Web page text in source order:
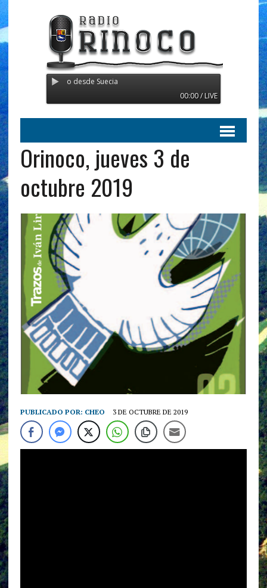
- Transmitiendo desde Suecia
00:00 / LIVE
Orinoco, jueves 3 de
octubre 2019
PUBLICADO POR: CHEO 3 DE OCTUBRE DE 2019